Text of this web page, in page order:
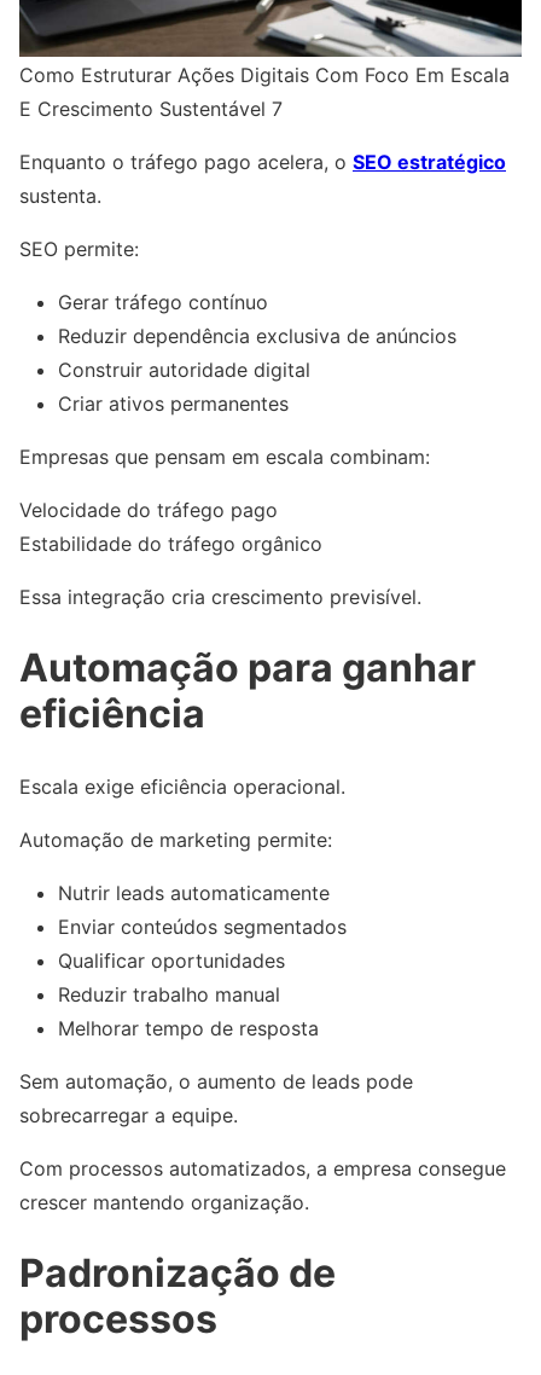
Como Estruturar Ações Digitais Com Foco Em Escala
E Crescimento Sustentável 7
Enquanto o tráfego pago acelera, o SEO estratégico
sustenta.
SEO permite:
Gerar tráfego contínuo
Reduzir dependência exclusiva de anúncios
Construir autoridade digital
Criar ativos permanentes
Empresas que pensam em escala combinam:
Velocidade do tráfego pago
Estabilidade do tráfego orgânico
Essa integração cria crescimento previsível.
Automação para ganhar
eficiência
Escala exige eficiência operacional.
Automação de marketing permite:
Nutrir leads automaticamente
Enviar conteúdos segmentados
Qualificar oportunidades
Reduzir trabalho manual
Melhorar tempo de resposta
Sem automação, o aumento de leads pode
sobrecarregar a equipe.
Com processos automatizados, a empresa consegue
crescer mantendo organização.
Padronização de
processos